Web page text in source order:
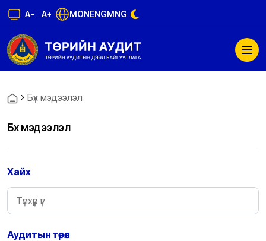
A- A+ MONENGMNG
Бүх мэдээлэл
Бүх мэдээлэл
Хайх
Аудитын төрөл